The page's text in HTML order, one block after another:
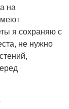
на
я сохраняю с
не нужно